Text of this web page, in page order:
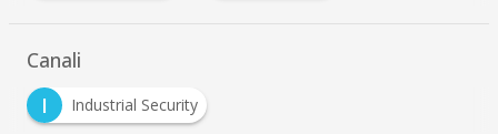
Canali
I
Industrial Security